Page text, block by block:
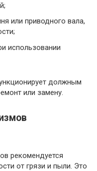
или приводного вала,
использовании
должным
или замену.
рекомендуется
от грязи и пыли. Это